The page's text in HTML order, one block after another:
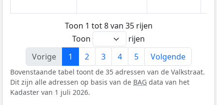
Toon 1 tot 8 van 35 rijen
Toon
rijen
Vorige
1 2 3 4 5 Volgende
Bovenstaande tabel toont de 35 adressen van de Valkstraat.
Dit zijn alle adressen op basis van de BAG data van het
Kadaster van 1 juli 2026.